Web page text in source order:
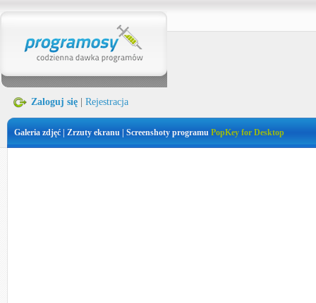
Zaloguj się Rejestracja
Galeria zdjęć | Zrzuty ekranu | Screenshoty programu PopKey for Desktop